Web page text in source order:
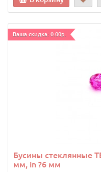
Ваша скидка: 0.00р.
Бусины стеклянные
мм, in ?6 мм